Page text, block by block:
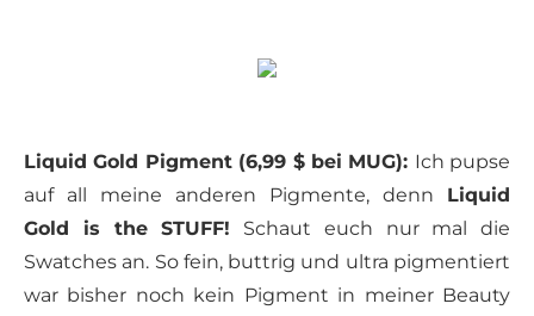
Liquid Gold Pigment (6,99 $ bei MUG): Ich pupse
auf all meine anderen Pigmente, denn Liquid
Gold is the STUFF! Schaut euch nur mal die
Swatches an. So fein, buttrig und ultra pigmentiert
war bisher noch kein Pigment in meiner Beauty